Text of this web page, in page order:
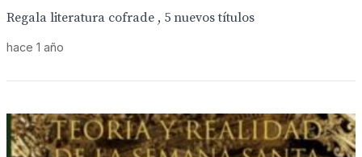
Regala literatura cofrade , 5 nuevos títulos
hace 1 año